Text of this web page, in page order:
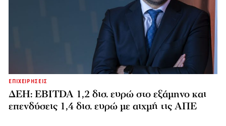
ΕΠΙΧΕΙΡΗΣΕΙΣ
ΔΕΗ: EBITDA 1,2 δισ. ευρώ στο εξάμηνο και
επενδύσεις 1,4 δισ. ευρώ με αιχμή τις ΑΠΕ